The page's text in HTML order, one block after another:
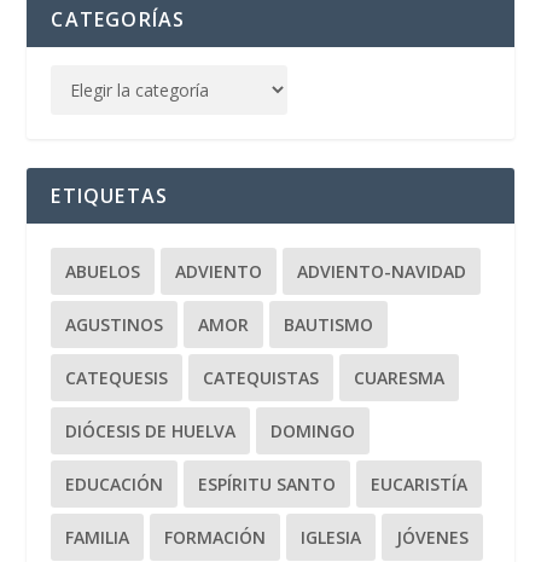
CATEGORÍAS
ETIQUETAS
ABUELOS ADVIENTO ADVIENTO-NAVIDAD
AGUSTINOS AMOR BAUTISMO
CATEQUESIS CATEQUISTAS CUARESMA
DIÓCESIS DE HUELVA DOMINGO
EDUCACIÓN ESPÍRITU SANTO EUCARISTÍA
FAMILIA FORMACIÓN IGLESIA JÓVENES